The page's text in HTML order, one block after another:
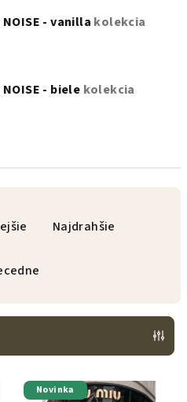
- vanilla kolekcia
- biele kolekcia
Najdrahšie
Novinka